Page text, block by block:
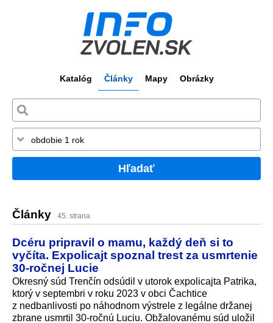
Katalóg Články Mapy Obrázky
Hľadať
Články 45. strana
Dcéru pripravil o mamu, každý deň si to
vyčíta. Expolicajt spoznal trest za usmrtenie
30-ročnej Lucie
Okresný súd Trenčín odsúdil v utorok expolicajta Patrika,
ktorý v septembri v roku 2023 v obci Čachtice
z nedbanlivosti po náhodnom výstrele z legálne držanej
zbrane usmrtil 30-ročnú Luciu. Obžalovanému súd uložil